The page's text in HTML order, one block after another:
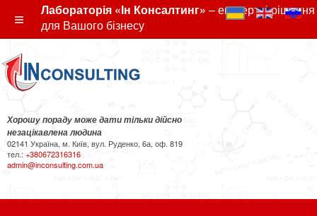
Лабораторія «Ін Консалтинг» – експертні рішення
для Вашого бізнесу
Хорошу пораду може дати тільки дійсно
незацікавлена людина
02141 Україна, м. Київ, вул. Руденко, 6а, оф. 819
тел.: +380672316316
admin@inconsulting.com.ua